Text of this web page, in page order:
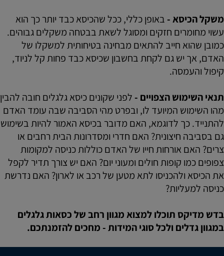
משקל הכיסא - באופן כללי, ככל שהכיסא כבד יותר כך הוא
עשוי מחומרים חזקים ומסוגל לשאת בבטחה משקלים גבוהים.
כמובן שהוא חייב להתאים מבחינה בטיחותית למשקלו של
האדם, אך יש גם לקחת בחשבון שכיסא כבד פחות קל לניוד,
קיפול והעמסה.
תנאי השימוש הצפויים - לפני שקונים כיסא גלגלים חובה להבין
מהו השימוש המיועד לו, ובפרט מהי הסביבה שבה עומד האדם
להתנייד. כך לדוגמא, האם מדובר בכיסא האמור להיות בשימוש
גם בסביבה חיצונית? האם חדרי ומסדרונות הבית רחבים או
צרים? האם אורחות חייו של האדם כוללות כניסה למקומות
צפופים כמו קופות חולים ומעוני יום? האם יש צורך תדיר לקפל
את הכיסא ולהכניסו לתא מטען של רכב או לארון? האם נדרשת
כניסה למעליות?
בדש מדיקס תוכלו למצוא מגוון רחב של כסאות גלגלים
במגוון גדלים ולכל סוגי המידות - מחכים להזמנתכם.